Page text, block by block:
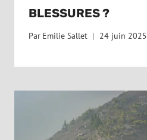
BLESSURES ?
Par Emilie Sallet 24 juin 2025